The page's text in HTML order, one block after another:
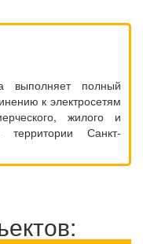
выполняет полный
к электросетям
жилого и
Санкт-